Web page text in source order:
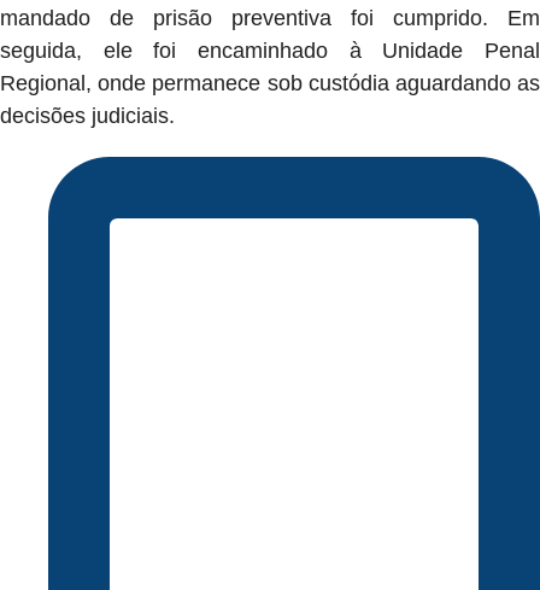
mandado de prisão preventiva foi cumprido. Em
seguida, ele foi encaminhado à Unidade Penal
Regional, onde permanece sob custódia aguardando as
decisões judiciais.